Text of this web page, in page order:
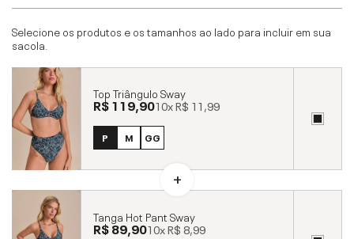
Selecione os produtos e os tamanhos ao lado para incluir em sua
sacola.
Top Triângulo Sway
R$ 119,9010xR$ 11,99
P M GG
Tanga Hot Pant Sway
R$ 89,9010xR$ 8,99